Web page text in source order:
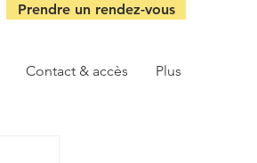
Prendre un rendez-vous
Contact & accès Plus